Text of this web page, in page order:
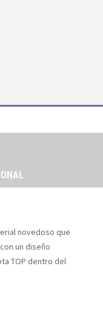
novedoso que
un diseño
TOP dentro del